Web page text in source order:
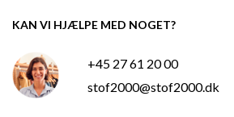
KAN VI HJÆLPE MED NOGET?
+45 27 61 20 00
stof2000@stof2000.dk